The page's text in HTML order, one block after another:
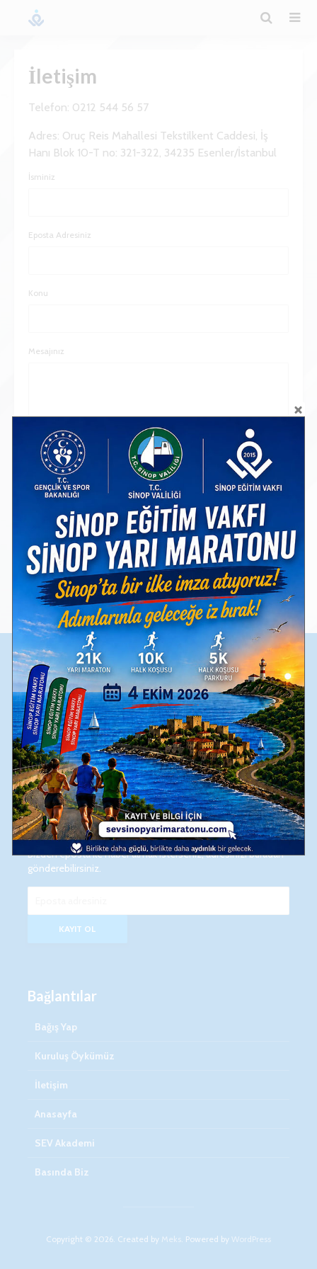
İletişim
Telefon: 0212 544 56 57
Adres: Oruç Reis Mahallesi Tekstilkent Caddesi, İş
Hanı Blok 10-T no: 321-322, 34235 Esenler/İstanbul
İsminiz
Eposta Adresiniz
Konu
Mesajınız
Işığını Geleceğe Yansıtan Destekçi̇leri̇mi̇ze,
Sonsuz Teşekkürler…
Eposta
Bizden eposta ile haber almak isterseniz, adresinizi buradan
gönderebilirsiniz.
Bağlantılar
Bağış Yap
Kuruluş Öykümüz
İletişim
Anasayfa
SEV Akademi
Basında Biz
Copyright © 2026. Created by Meks. Powered by WordPress